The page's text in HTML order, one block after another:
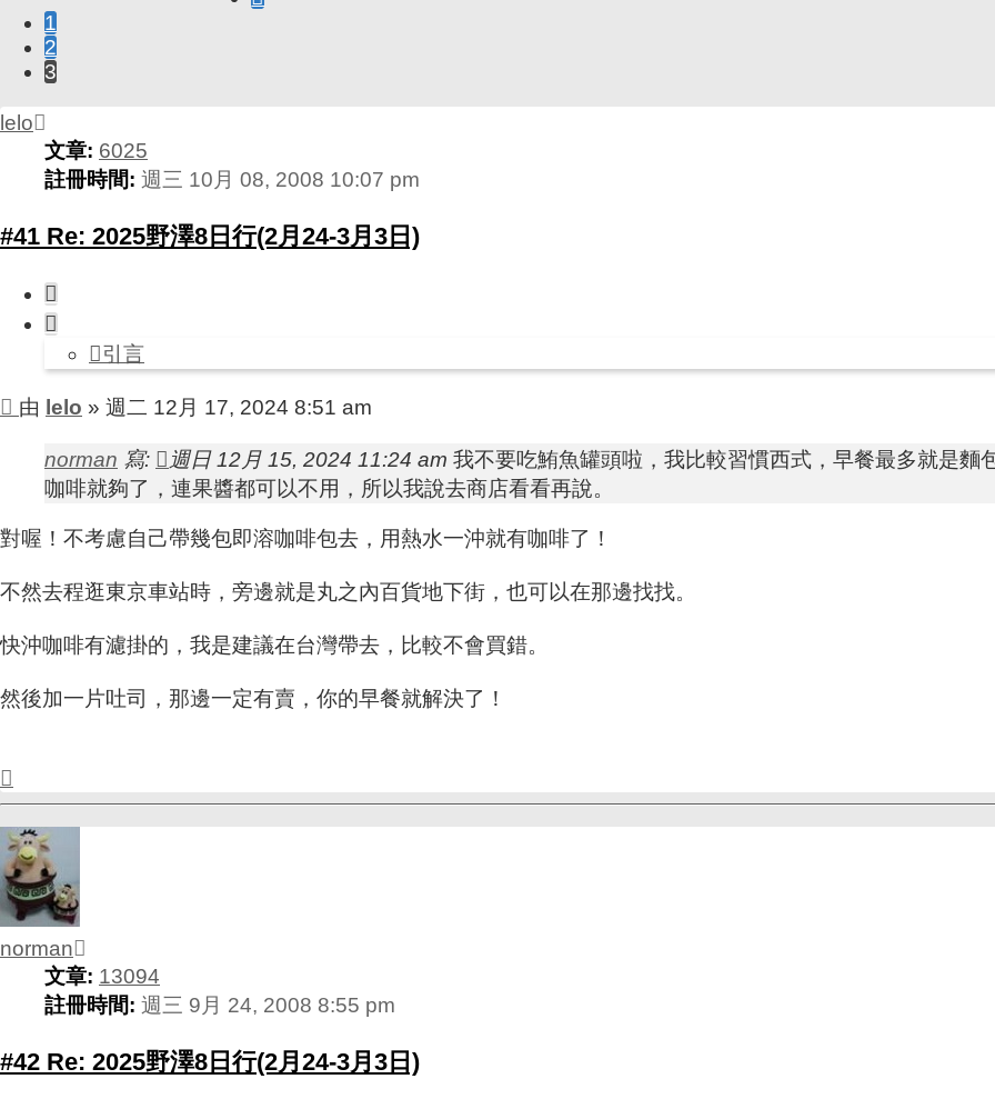
搜
1
2
3
lelo
文章: 6025
註冊時間: 週三 10月 08, 2008 10:07 pm
#41 Re: 2025野澤8日行(2月24-3月3日)
引
言
引言
文
由 lelo » 週二 12月 17, 2024 8:51 am
norman 寫: 週日 12月 15, 2024 11:24 am 我不要吃鮪魚罐頭啦，我比較習慣西式，早餐最多就是麵
咖啡就夠了，連果醬都可以不用，所以我說去商店看看再說。
對喔！不考慮自己帶幾包即溶咖啡包去，用熱水一沖就有咖啡了！
不然去程逛東京車站時，旁邊就是丸之內百貨地下街，也可以在那邊找找。
快沖咖啡有濾掛的，我是建議在台灣帶去，比較不會買錯。
然後加一片吐司，那邊一定有賣，你的早餐就解決了！
頂
端
norman
文章: 13094
註冊時間: 週三 9月 24, 2008 8:55 pm
#42 Re: 2025野澤8日行(2月24-3月3日)